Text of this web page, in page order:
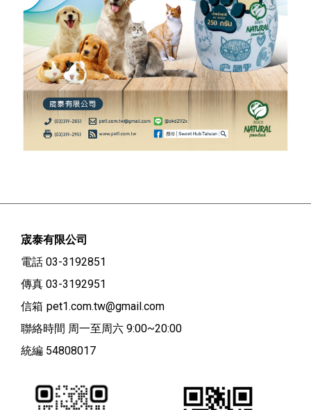
宬泰有限公司
電話 03-3192851
傳真 03-3192951
信箱 pet1.com.tw@gmail.com
聯絡時間 周一至周六 9:00~20:00
統編 54808017